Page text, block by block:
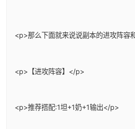
<p>那么下面就来说说副本的进攻阵容
<p>【进攻阵容】</p>
<p>推荐搭配:1坦+1奶+1输出</p>